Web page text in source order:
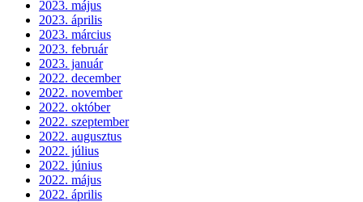
2023. május
2023. április
2023. március
2023. február
2023. január
2022. december
2022. november
2022. október
2022. szeptember
2022. augusztus
2022. július
2022. június
2022. május
2022. április